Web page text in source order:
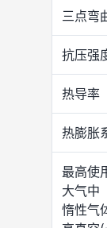
三点弯
抗压强
热导率
热膨胀
最高使
大气中
惰性气